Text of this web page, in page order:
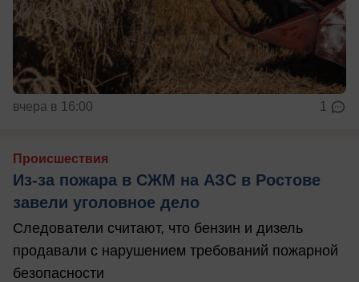
вчера в 16:00 1
Происшествия
Из-за пожара в СЖМ на АЗС в Ростове
завели уголовное дело
Следователи считают, что бензин и дизель
продавали с нарушением требований пожарной
безопасности